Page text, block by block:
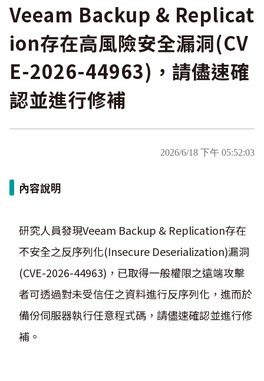
Veeam Backup & Replicat
ion存在高風險安全漏洞(CV
E-2026-44963)，請儘速確
認並進行修補
2026/6/18 下午 05:52:03
內容說明
研究人員發現Veeam Backup & Replication存在
不安全之反序列化(Insecure Deserialization)漏洞
(CVE-2026-44963)，已取得一般權限之遠端攻擊
者可透過對未受信任之資料進行反序列化，進而於
備份伺服器執行任意程式碼，請儘速確認並進行修
補。